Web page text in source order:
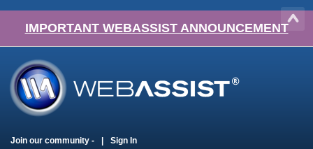
IMPORTANT WEBASSIST ANNOUNCEMENT
Join our community - Sign In